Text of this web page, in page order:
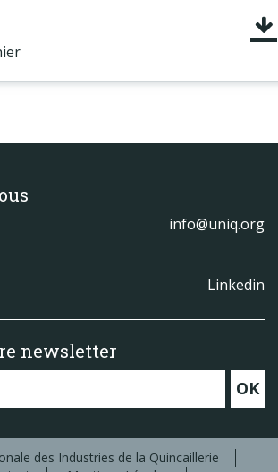
info@uniq.org
Linkedin
newsletter
OK
des Industries de la Quincaillerie